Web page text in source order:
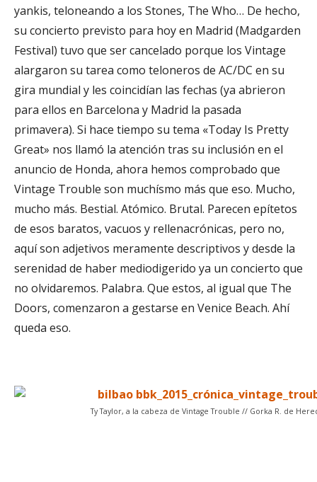
yankis, teloneando a los Stones, The Who… De hecho,
su concierto previsto para hoy en Madrid (Madgarden
Festival) tuvo que ser cancelado porque los Vintage
alargaron su tarea como teloneros de AC/DC en su
gira mundial y les coincidían las fechas (ya abrieron
para ellos en Barcelona y Madrid la pasada
primavera). Si hace tiempo su tema «Today Is Pretty
Great» nos llamó la atención tras su inclusión en el
anuncio de Honda, ahora hemos comprobado que
Vintage Trouble son muchísmo más que eso. Mucho,
mucho más. Bestial. Atómico. Brutal. Parecen epítetos
de esos baratos, vacuos y rellenacrónicas, pero no,
aquí son adjetivos meramente descriptivos y desde la
serenidad de haber mediodigerido ya un concierto que
no olvidaremos. Palabra. Que estos, al igual que The
Doors, comenzaron a gestarse en Venice Beach. Ahí
queda eso.
Ty Taylor, a la cabeza de Vintage Trouble // Gorka R. de